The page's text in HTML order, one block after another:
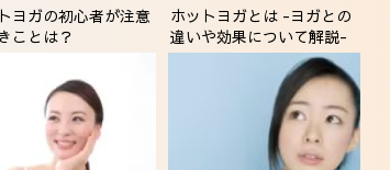
ヨガの初心者が注意
ことは？
ホットヨガとは -ヨガとの
違いや効果について解説-